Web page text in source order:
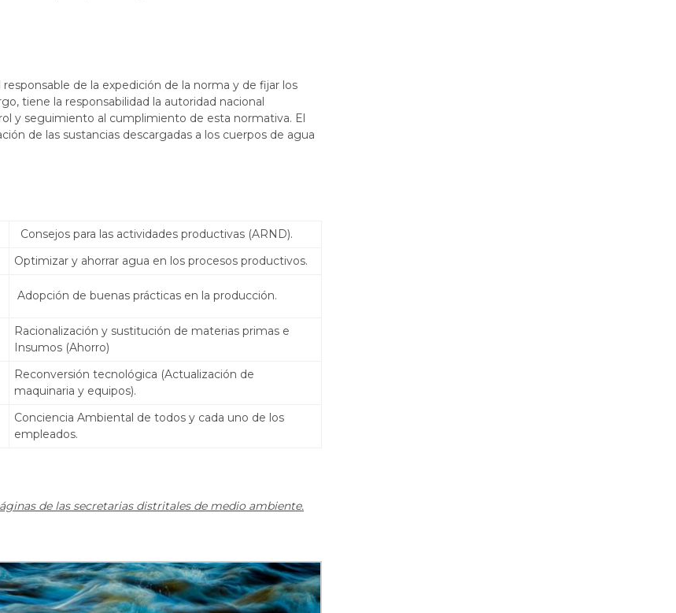
de la expedición de la norma y de fijar los
tiene la responsabilidad la autoridad nacional
y seguimiento al cumplimiento de esta normativa. El
de las sustancias descargadas a los cuerpos de agua
Consejos para las actividades productivas (ARND).
Optimizar y ahorrar agua en los procesos productivos.
Adopción de buenas prácticas en la producción.
Racionalización y sustitución de materias primas e
Insumos (Ahorro)
Reconversión tecnológica (Actualización de
maquinaria y equipos).
Conciencia Ambiental de todos y cada uno de los
empleados.
de las secretarias distritales de medio ambiente.